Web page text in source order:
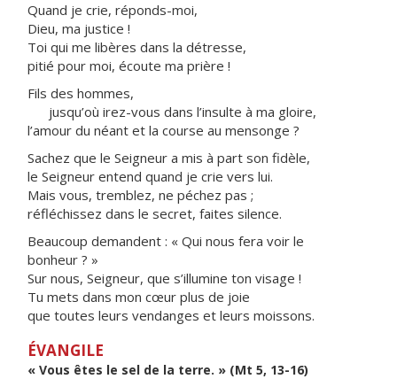
Quand je crie, réponds-moi,
Dieu, ma justice !
Toi qui me libères dans la détresse,
pitié pour moi, écoute ma prière !
Fils des hommes,
jusqu’où irez-vous dans l’insulte à ma gloire,
l’amour du néant et la course au mensonge ?
Sachez que le Seigneur a mis à part son fidèle,
le Seigneur entend quand je crie vers lui.
Mais vous, tremblez, ne péchez pas ;
réfléchissez dans le secret, faites silence.
Beaucoup demandent : « Qui nous fera voir le
bonheur ? »
Sur nous, Seigneur, que s’illumine ton visage !
Tu mets dans mon cœur plus de joie
que toutes leurs vendanges et leurs moissons.
ÉVANGILE
« Vous êtes le sel de la terre. » (Mt 5, 13-16)